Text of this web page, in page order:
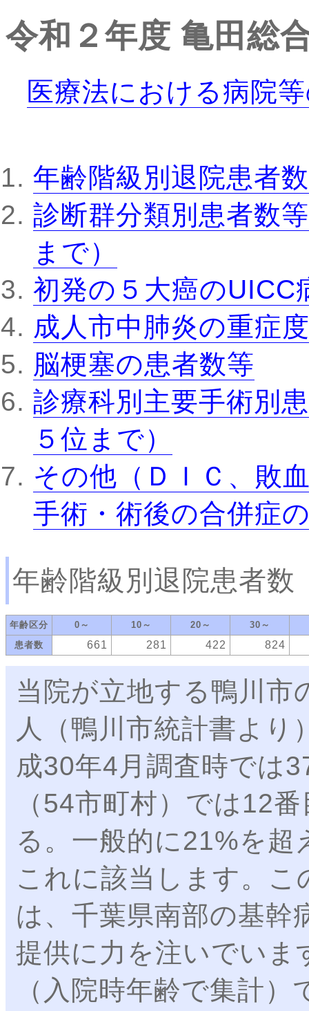
令和２年度 亀田総
医療法における病院
年齢階級別退院患者数
診断群分類別患者数
まで）
初発の５大癌のUICC
成人市中肺炎の重症
脳梗塞の患者数等
診療科別主要手術別
５位まで）
その他（ＤＩＣ、敗
手術・術後の合併症
年齢階級別退院患者数
年齢区分 0～ 10～ 20～ 30～
患者数
661 281 422 824
当院が立地する鴨川市
人（鴨川市統計書より
成30年4月調査時では
（54市町村）では12
る。一般的に21%を超
これに該当します。こ
は、千葉県南部の基幹
提供に力を注いでいま
（入院時年齢で集計